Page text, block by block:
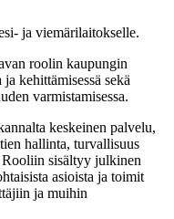
ja viemärilaitokselle.
roolin kaupungin
kehittämisessä sekä
varmistamisessa.
keskeinen palvelu,
hallinta, turvallisuus
Rooliin sisältyy julkinen
asioista ja toimit
ja muihin